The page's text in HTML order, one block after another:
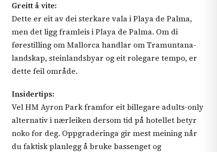
Greitt å vite:
Dette er eit av dei sterkare vala i Playa de Palma,
men det ligg framleis i Playa de Palma. Om di
førestilling om Mallorca handlar om Tramuntana-
landskap, steinlandsbyar og eit rolegare tempo, er
dette feil område.
Insidertips:
Vel HM Ayron Park framfor eit billegare adults-only
alternativ i nærleiken dersom tid på hotellet betyr
noko for deg. Oppgraderinga gir mest meining når
du faktisk planlegg å bruke bassenget og